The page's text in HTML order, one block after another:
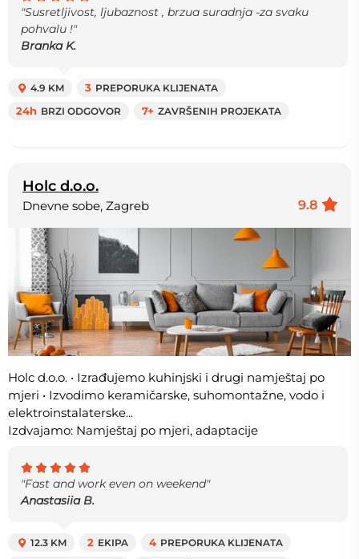
"Susretljivost, ljubaznost , brzua suradnja -za svaku
pohvalu !"
Branka K.
4.9 KM 3 PREPORUKA KLIJENATA
24h BRZI ODGOVOR 7+ ZAVRŠENIH PROJEKATA
Holc d.o.o.
9.8
Dnevne sobe, Zagreb
Holc d.o.o. • Izrađujemo kuhinjski i drugi namještaj po
mjeri • Izvodimo keramičarske, suhomontažne, vodo i
elektroinstalaterske...
Izdvajamo: Namještaj po mjeri, adaptacije
"Fast and work even on weekend"
Anastasiia B.
12.3 KM 2 EKIPA 4 PREPORUKA KLIJENATA